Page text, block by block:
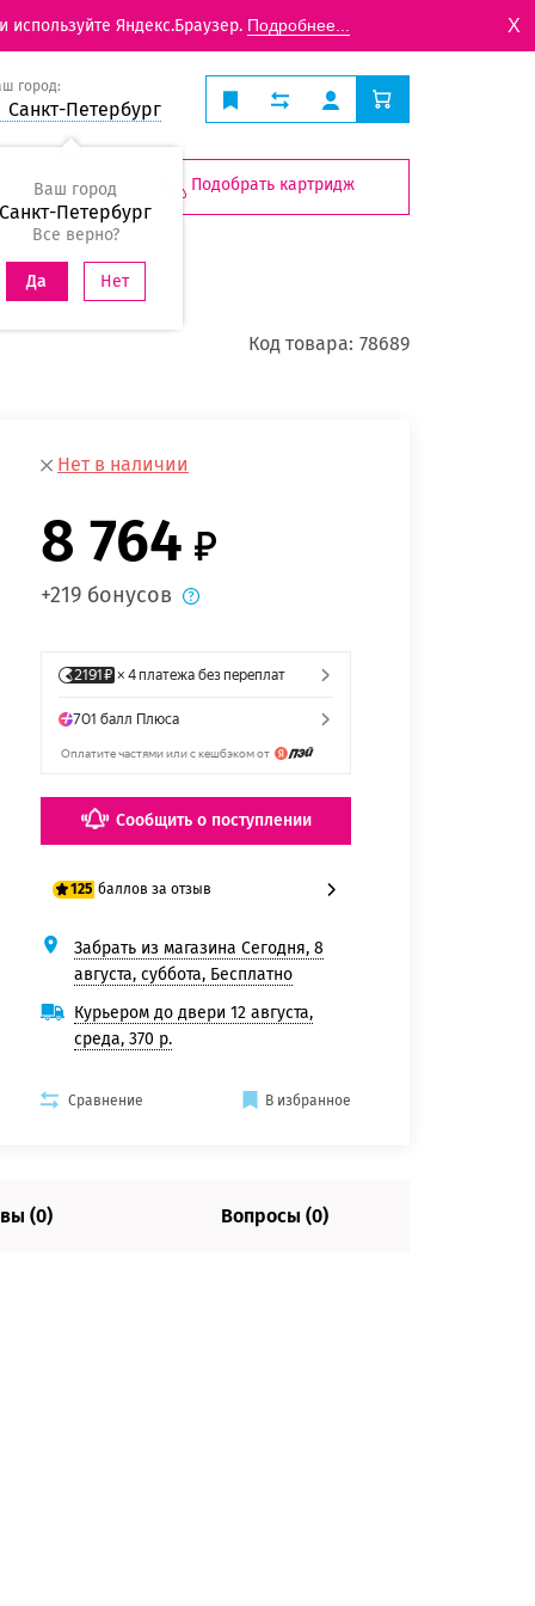
Яндекс.Браузер. Подробнее... X
город:
Санкт-Петербург
Ваш город
Санкт-Петербург
Все верно?
Да Нет
Подобрать картридж
Код товара: 78689
Нет в наличии
8 764
+219 бонусов
Сообщить о поступлении
125 баллов за отзыв
100 баллов
125 баллов
Забрать из магазина Сегодня, 8
августа, суббота, Бесплатно
Курьером до двери 12 августа,
среда, 370 р.
Сравнение В избранное
(0) Вопросы (0)